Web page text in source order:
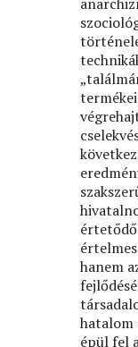
hanem
hatalom
épül fel